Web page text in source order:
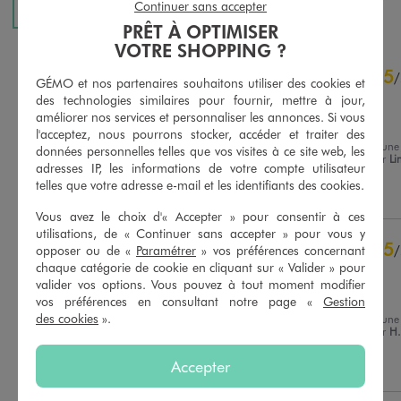
AU PANIER
4.6/5
Basé sur 14
avis soumis à un
contrôle
Voir tous les avis sur ce site
5étoiles
9
4étoiles
5
3étoiles
0
2étoiles
0
1étoile 0
Trier les avis
5/
Avis vérifié et récompensé
Parfait
Avis du10/02/2026 , suite à une
expérience du28/01/2026 par
Utile(0) Signaler
5/
Avis vérifié et récompensé
Trop mignon 😍
, suite à une
par
PRÊT À OPTIMISER
VOTRE SHOPPING ?
GÉMO et nos partenaires souhaitons utiliser des cookies et
des technologies similaires pour fournir, mettre à jour,
améliorer nos services et personnaliser les annonces. Si vous
l'acceptez, nous pourrons stocker, accéder et traiter des
données personnelles telles que vos visites à ce site web, les
adresses IP, les informations de votre compte utilisateur
telles que votre adresse e-mail et les identifiants des cookies.
Vous avez le choix d'« Accepter » pour consentir à ces
utilisations, de « Continuer sans accepter » pour vous y
opposer ou de « Paramétrer » vos préférences concernant
chaque catégorie de cookie en cliquant sur « Valider » pour
valider vos options. Vous pouvez à tout moment modifier
vos préférences en consultant notre page « Gestion
des cookies ».
Accepter
Continuer sans accepter